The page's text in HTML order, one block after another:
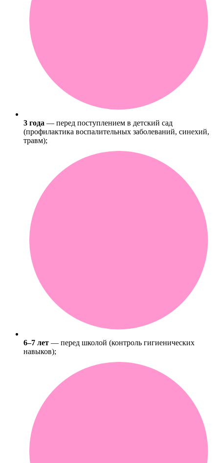
3 года — перед поступлением в детский сад
(профилактика воспалительных заболеваний, синехий,
травм);
6–7 лет — перед школой (контроль гигиенических
навыков);